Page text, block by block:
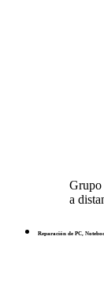
Grupo
a
Reparación de PC,